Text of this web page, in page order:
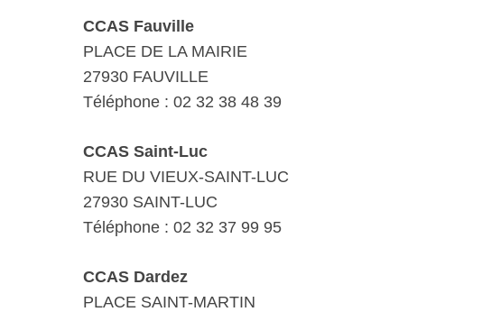
CCAS Fauville
PLACE DE LA MAIRIE
27930 FAUVILLE
Téléphone : 02 32 38 48 39
CCAS Saint-Luc
RUE DU VIEUX-SAINT-LUC
27930 SAINT-LUC
Téléphone : 02 32 37 99 95
CCAS Dardez
PLACE SAINT-MARTIN